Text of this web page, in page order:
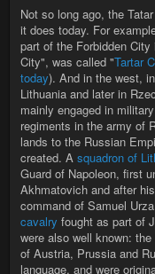
Not so long ago, the
it does today. For
part of the Forbidden
City", was called "Tartar
today). And in the west,
Lithuania and later in
mainly engaged in
regiments in the army of
lands to the Russian
created. A squadron of
Guard of Napoleon, first
Akhmatovich and after
command of Samuel
cavalry fought as part of
were also well known:
of Austria, Prussia and
language, and were